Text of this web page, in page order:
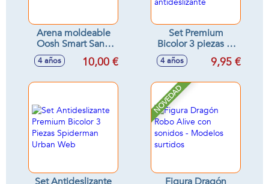
Arena moldeable
Oosh Smart Sand
1Kg
4 años 10,00 €
Set Premium
Bicolor 3 piezas (2
platos y 1 vaso)
Peppa Pig
4 años 9,95 €
NOVEDAD